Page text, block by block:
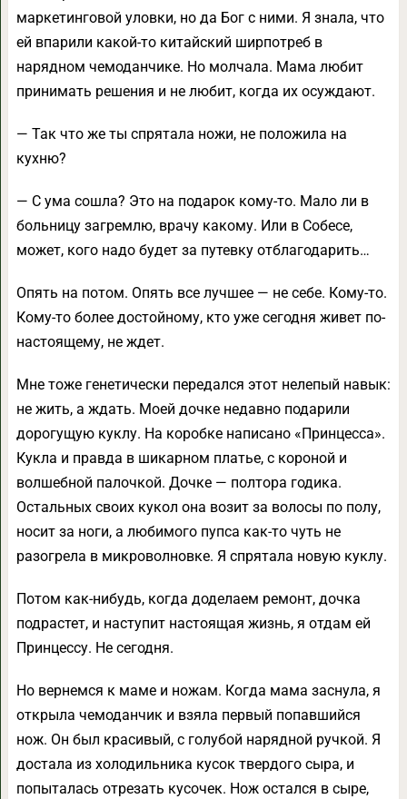
маркетинговой уловки, но да Бог с ними. Я знала, что
ей впарили какой-то китайский ширпотреб в
нарядном чемоданчике. Но молчала. Мама любит
принимать решения и не любит, когда их осуждают.
— Так что же ты спрятала ножи, не положила на
кухню?
— С ума сошла? Это на подарок кому-то. Мало ли в
больницу загремлю, врачу какому. Или в Собесе,
может, кого надо будет за путевку отблагодарить…
Опять на потом. Опять все лучшее — не себе. Кому-то.
Кому-то более достойному, кто уже сегодня живет по-
настоящему, не ждет.
Мне тоже генетически передался этот нелепый навык:
не жить, а ждать. Моей дочке недавно подарили
дорогущую куклу. На коробке написано «Принцесса».
Кукла и правда в шикарном платье, с короной и
волшебной палочкой. Дочке — полтора годика.
Остальных своих кукол она возит за волосы по полу,
носит за ноги, а любимого пупса как-то чуть не
разогрела в микроволновке. Я спрятала новую куклу.
Потом как-нибудь, когда доделаем ремонт, дочка
подрастет, и наступит настоящая жизнь, я отдам ей
Принцессу. Не сегодня.
Но вернемся к маме и ножам. Когда мама заснула, я
открыла чемоданчик и взяла первый попавшийся
нож. Он был красивый, с голубой нарядной ручкой. Я
достала из холодильника кусок твердого сыра, и
попыталась отрезать кусочек. Нож остался в сыре,